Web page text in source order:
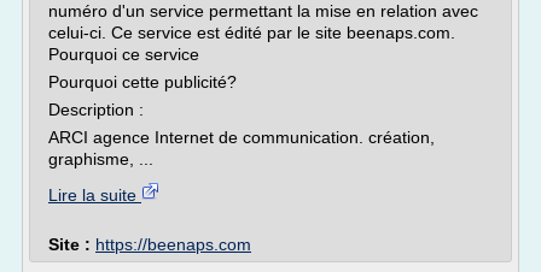
numéro d'un service permettant la mise en relation avec
celui-ci. Ce service est édité par le site beenaps.com.
Pourquoi ce service
Pourquoi cette publicité?
Description :
ARCI agence Internet de communication. création,
graphisme, ...
Lire la suite
Site : https://beenaps.com